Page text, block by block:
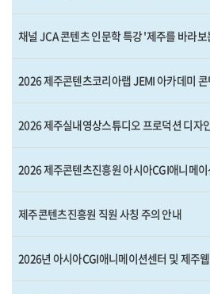
채널 JCA 콘텐츠 인문학 특강 '제주를 바라보
2026 제주콘텐츠코리아랩 JEMI 아카데미
2026 제주실내영상스튜디오 프로덕션 디자
2026 제주콘텐츠진흥원 아시아CGI애니메
제주콘텐츠진흥원 직원 사칭 주의 안내
2026년 아시아CGI애니메이션센터 및 제주